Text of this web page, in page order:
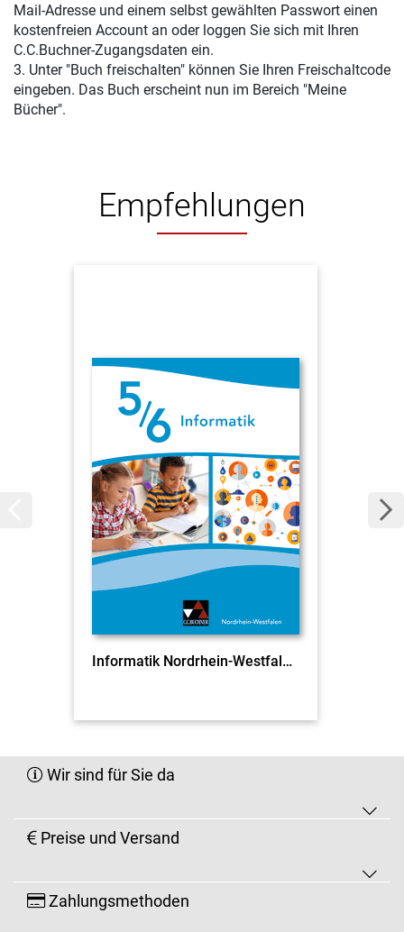
Mail-Adresse und einem selbst gewählten Passwort einen
kostenfreien Account an oder loggen Sie sich mit Ihren
C.C.Buchner-Zugangsdaten ein.
3. Unter "Buch freischalten" können Sie Ihren Freischaltcode
eingeben. Das Buch erscheint nun im Bereich "Meine
Bücher".
Empfehlungen
Informatik Nordrhein-Westfalen 5/6
Wir sind für Sie da
Preise und Versand
Zahlungsmethoden